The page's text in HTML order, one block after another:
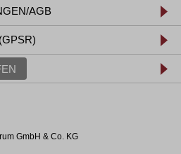
AGB
GmbH & Co. KG